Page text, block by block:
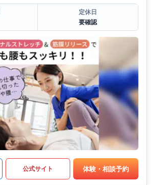
定休日
要確認
公式サイト 体験・相談予約